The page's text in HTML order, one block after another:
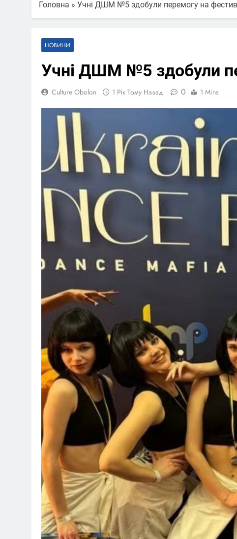
Головна » Учні ДШМ №5 здобули перемогу на
НОВИНИ
Учні ДШМ №5 здобули
Culture Obolon 1 Рік Тому Назад 0 1 Mins